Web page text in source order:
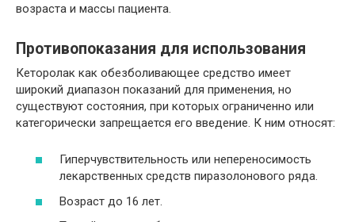
возраста и массы пациента.
Противопоказания для использования
Кеторолак как обезболивающее средство имеет
широкий диапазон показаний для применения, но
существуют состояния, при которых ограниченно или
категорически запрещается его введение. К ним относят:
Гиперчувствительность или непереносимость
лекарственных средств пиразолонового ряда.
Возраст до 16 лет.